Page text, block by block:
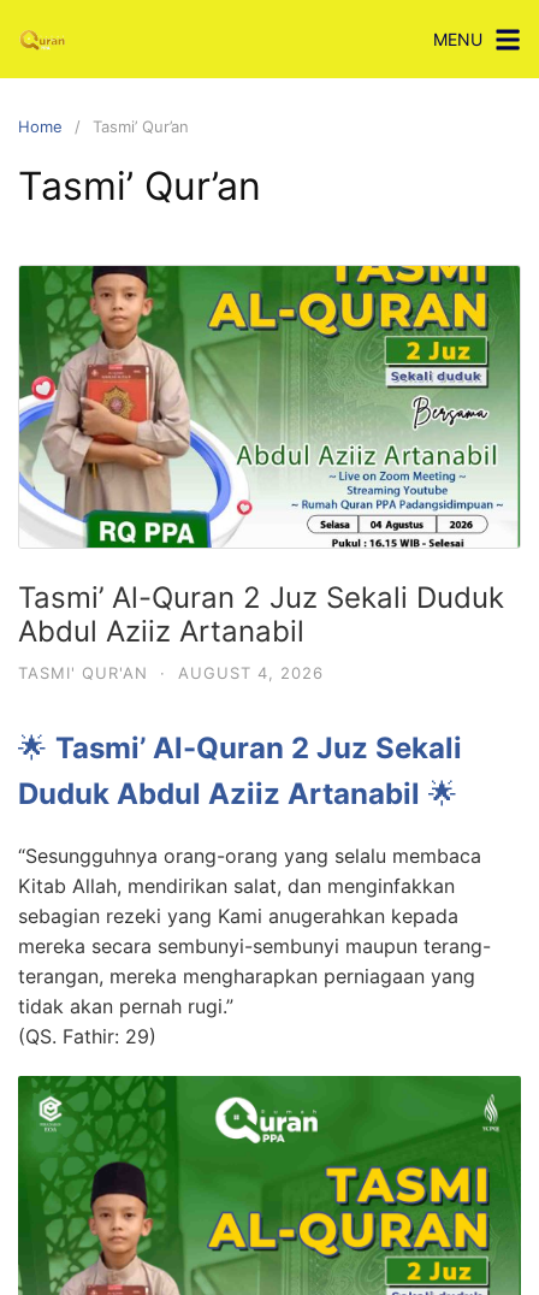
content
MENU
Home Tasmi’ Qur’an
Tasmi’ Qur’an
Tasmi’ Al-Quran 2 Juz Sekali Duduk
Abdul Aziiz Artanabil
TASMI' QUR'AN · AUGUST 4, 2026
🌟 Tasmi’ Al-Quran 2 Juz Sekali
Duduk Abdul Aziiz Artanabil 🌟
“Sesungguhnya orang-orang yang selalu membaca
Kitab Allah, mendirikan salat, dan menginfakkan
sebagian rezeki yang Kami anugerahkan kepada
mereka secara sembunyi-sembunyi maupun terang-
terangan, mereka mengharapkan perniagaan yang
tidak akan pernah rugi.”
(QS. Fathir: 29)